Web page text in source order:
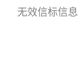
无效信标信息